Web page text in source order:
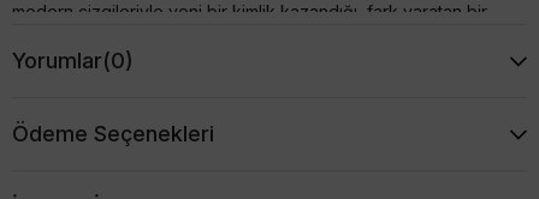
modern çizgileriyle yeni bir kimlik kazandığı, fark yaratan bir
uygun modeli seçmenin keyfini çıkartınız :) Şimdi favori
modeliniz tükenmedenArmine Yeni Sezon Eşarp 2023
Yorumlar(0)
Ödeme Seçenekleri